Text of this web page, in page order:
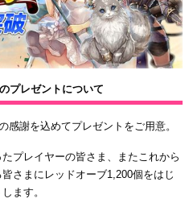
プレゼントについて
感謝を込めてプレゼントをご用意。
プレイヤーの皆さま、またこれから
さまにレッドオーブ1,200個をはじ
ます。